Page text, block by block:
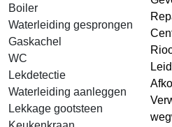
Boiler
Waterleiding gesprongen
Gaskachel
WC
Lekdetectie
Waterleiding aanleggen
Lekkage gootsteen